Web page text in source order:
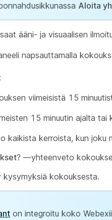
Aloita
ääni- ja visuaalisen
napsauttamalla
viimeisistä 15
15 minuutin ajalta tai
kaikista kerroista, kun joku
? —yhteenveto
kokouksesta.
on integroitu koko